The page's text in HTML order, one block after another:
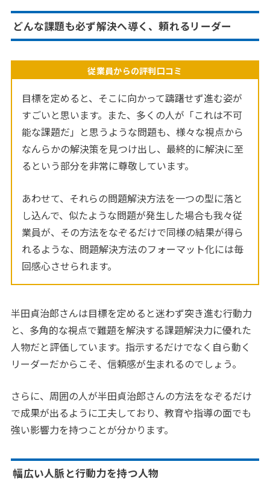
どんな課題も必ず解決へ導く、頼れるリーダー
従業員からの評判口コミ
目標を定めると、そこに向かって躊躇せず進む姿が
すごいと思います。また、多くの人が「これは不可
能な課題だ」と思うような問題も、様々な視点から
なんらかの解決策を見つけ出し、最終的に解決に至
るという部分を非常に尊敬しています。
あわせて、それらの問題解決方法を一つの型に落と
し込んで、似たような問題が発生した場合も我々従
業員が、その方法をなぞるだけで同様の結果が得ら
れるような、問題解決方法のフォーマット化には毎
回感心させられます。
半田貞治郎さんは目標を定めると迷わず突き進む行動力
と、多角的な視点で難題を解決する課題解決力に優れた
人物だと評価しています。指示するだけでなく自ら動く
リーダーだからこそ、信頼感が生まれるのでしょう。
さらに、周囲の人が半田貞治郎さんの方法をなぞるだけ
で成果が出るように工夫しており、教育や指導の面でも
強い影響力を持つことが分かります。
幅広い人脈と行動力を持つ人物